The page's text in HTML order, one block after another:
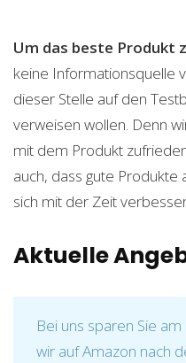
Um das beste Produkt
keine Informationsquelle
dieser Stelle auf den
verweisen wollen. Denn
mit dem Produkt
auch, dass gute
sich mit der Zeit
Aktuelle
Bei uns sparen Sie
wir auf Amazon nach